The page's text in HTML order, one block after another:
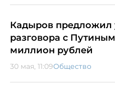
Кадыров предложил
разговора с
миллион рублей
30 мая, 11:09Общество